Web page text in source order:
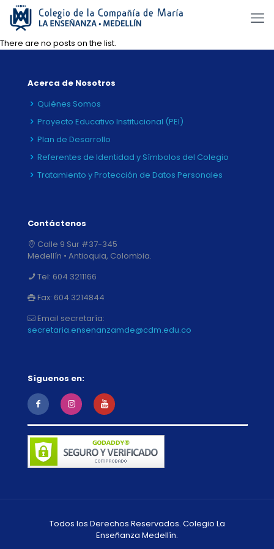
There are no posts on the list.
Acerca de Nosotros
Quiénes Somos
Proyecto Educativo Institucional (PEI)
Plan de Desarrollo
Referentes de Identidad y Símbolos del Colegio
Tratamiento y Protección de Datos Personales
Contáctenos
Calle 9 Sur #37-345
Medellín • Antioquia, Colombia.
Tel: 604 3211166
Fax: 604 3214844
Email secretaría:
secretaria.ensenanzamde@cdm.edu.co
Síguenos en:
Todos los Derechos Reservados. Colegio La
Enseñanza Medellín.